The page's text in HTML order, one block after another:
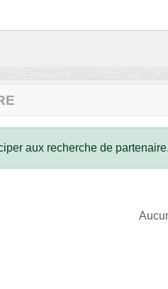
aux recherche de partenaire.